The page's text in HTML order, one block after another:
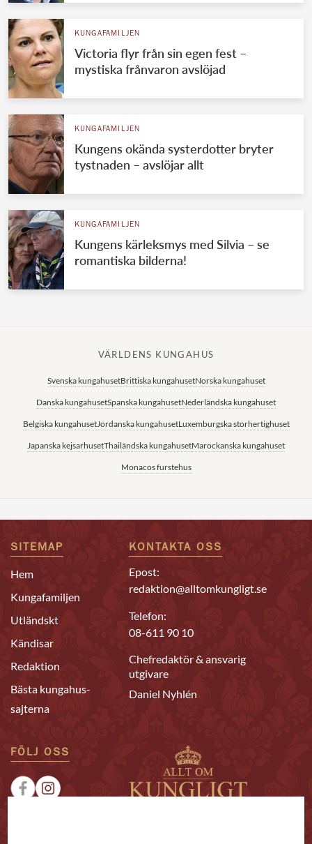
KUNGAFAMILJEN
Victoria flyr från sin egen fest –
mystiska frånvaron avslöjad
KUNGAFAMILJEN
Kungens okända systerdotter bryter
tystnaden – avslöjar allt
KUNGAFAMILJEN
Kungens kärleksmys med Silvia – se
romantiska bilderna!
VÄRLDENS KUNGAHUS
Svenska kungahusetBrittiska kungahusetNorska kungahuset
Danska kungahusetSpanska kungahusetNederländska kungahuset
Belgiska kungahusetJordanska kungahusetLuxemburgska storhertighuset
Japanska kejsarhusetThailändska kungahusetMarockanska kungahuset
Monacos furstehus
SITEMAP
Hem
Kungafamiljen
Utländskt
Kändisar
Redaktion
Bästa kungahus-
sajterna
KONTAKTA OSS
Epost:
redaktion@alltomkungligt.se
Telefon:
08-611 90 10
Chefredaktör & ansvarig
utgivare
Daniel Nyhlén
FÖLJ OSS